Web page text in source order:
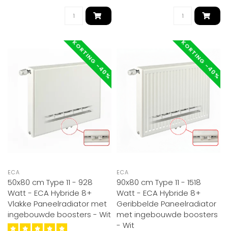
KORTING -40%
ECA
50x80 cm Type 11 - 928
Watt - ECA Hybride 8+
Vlakke Paneelradiator met
ingebouwde boosters - Wit
KORTING -40%
ECA
90x80 cm Type 11 - 1518
Watt - ECA Hybride 8+
Geribbelde Paneelradiator
met ingebouwde boosters
- Wit